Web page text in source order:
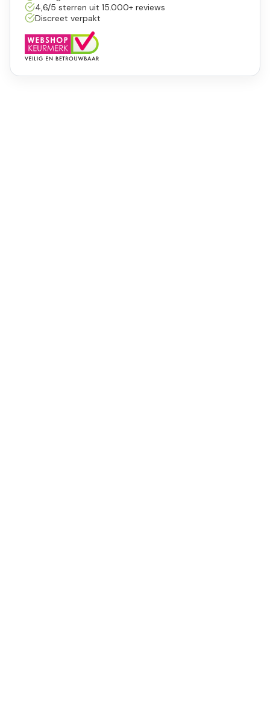
4,6/5 sterren uit 15.000+ reviews
Discreet verpakt